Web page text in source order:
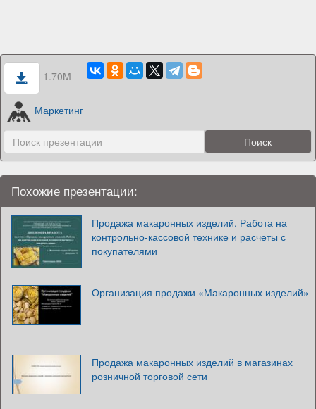
1.70M
Маркетинг
Похожие презентации:
Продажа макаронных изделий. Работа на
контрольно-кассовой технике и расчеты с
покупателями
Организация продажи «Макаронных изделий»
Продажа макаронных изделий в магазинах
розничной торговой сети